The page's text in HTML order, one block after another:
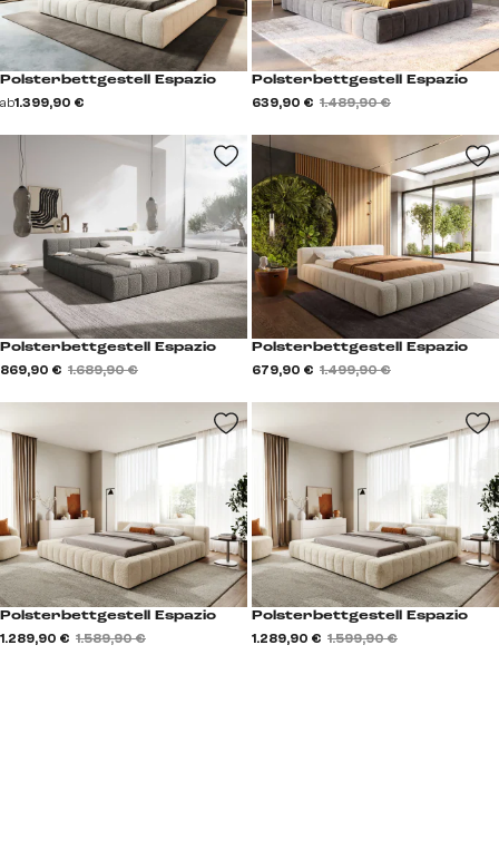
Polsterbettgestell Espazio
ab1.399,90 €
Polsterbettgestell Espazio
639,90 € 1.489,90 €
Polsterbettgestell Espazio
869,90 € 1.689,90 €
Polsterbettgestell Espazio
679,90 € 1.499,90 €
Polsterbettgestell Espazio
1.289,90 € 1.589,90 €
Polsterbettgestell Espazio
1.289,90 € 1.599,90 €